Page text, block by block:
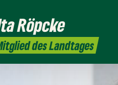
Röpcke
des Landtages